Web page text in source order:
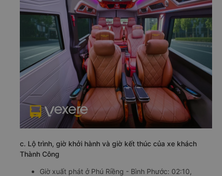
c. Lộ trình, giờ khởi hành và giờ kết thúc của xe khách
Thành Công
Giờ xuất phát ở Phú Riềng - Bình Phước: 02:10,